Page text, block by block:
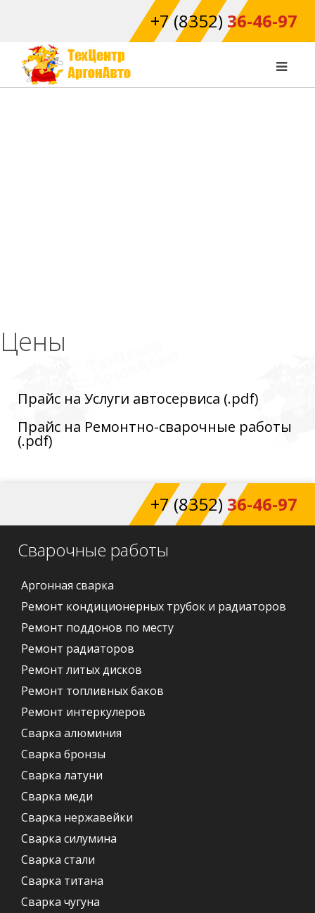
+7 (8352) 36-46-97
Цены
Прайс на Услуги автосервиса (.pdf)
Прайс на Ремонтно-сварочные работы
(.pdf)
+7 (8352) 36-46-97
Сварочные работы
Аргонная сварка
Ремонт кондиционерных трубок и радиаторов
Ремонт поддонов по месту
Ремонт радиаторов
Ремонт литых дисков
Ремонт топливных баков
Ремонт интеркулеров
Сварка алюминия
Сварка бронзы
Сварка латуни
Сварка меди
Сварка нержавейки
Сварка силумина
Сварка стали
Сварка титана
Сварка чугуна